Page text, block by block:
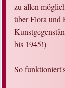
zu allen
über Flora und
bis 1945!)
So